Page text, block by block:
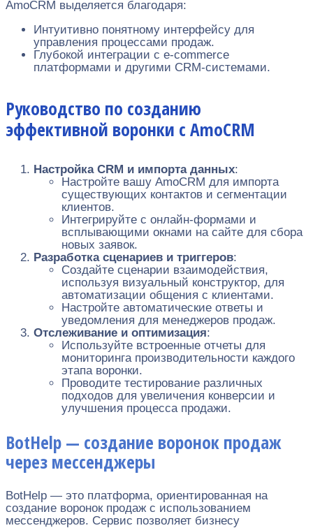
AmoCRM выделяется благодаря:
Интуитивно понятному интерфейсу для
управления процессами продаж.
Глубокой интеграции с e-commerce
платформами и другими CRM-системами.
Руководство по созданию
эффективной воронки с AmoCRM
Настройка CRM и импорта данных:
Настройте вашу AmoCRM для импорта
существующих контактов и сегментации
клиентов.
Интегрируйте с онлайн-формами и
всплывающими окнами на сайте для сбора
новых заявок.
Разработка сценариев и триггеров:
Создайте сценарии взаимодействия,
используя визуальный конструктор, для
автоматизации общения с клиентами.
Настройте автоматические ответы и
уведомления для менеджеров продаж.
Отслеживание и оптимизация:
Используйте встроенные отчеты для
мониторинга производительности каждого
этапа воронки.
Проводите тестирование различных
подходов для увеличения конверсии и
улучшения процесса продажи.
BotHelp — создание воронок продаж
через мессенджеры
BotHelp — это платформа, ориентированная на
создание воронок продаж с использованием
мессенджеров. Сервис позволяет бизнесу